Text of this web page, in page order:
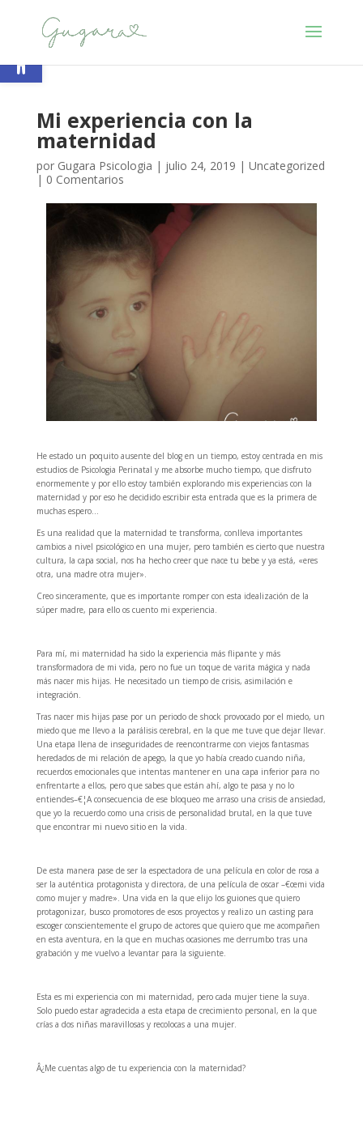
Abrir barra de herramientas
Mi experiencia con la
maternidad
por Gugara Psicologia | julio 24, 2019 | Uncategorized
| 0 Comentarios
He estado un poquito ausente del blog en un tiempo, estoy centrada en mis
estudios de Psicologia Perinatal y me absorbe mucho tiempo, que disfruto
enormemente y por ello estoy también explorando mis experiencias con la
maternidad y por eso he decidido escribir esta entrada que es la primera de
muchas espero…
Es una realidad que la maternidad te transforma, conlleva importantes
cambios a nivel psicológico en una mujer, pero también es cierto que nuestra
cultura, la capa social, nos ha hecho creer que nace tu bebe y ya está, «eres
otra, una madre otra mujer».
Creo sinceramente, que es importante romper con esta idealización de la
súper madre, para ello os cuento mi experiencia.
Para mí, mi maternidad ha sido la experiencia más flipante y más
transformadora de mi vida, pero no fue un toque de varita mágica y nada
más nacer mis hijas. He necesitado un tiempo de crisis, asimilación e
integración.
Tras nacer mis hijas pase por un periodo de shock provocado por el miedo, un
miedo que me llevo a la parálisis cerebral, en la que me tuve que dejar llevar.
Una etapa llena de inseguridades de reencontrarme con viejos fantasmas
heredados de mi relación de apego, la que yo había creado cuando niña,
recuerdos emocionales que intentas mantener en una capa inferior para no
enfrentarte a ellos, pero que sabes que están ahí, algo te pasa y no lo
entiendes–€¦A consecuencia de ese bloqueo me arraso una crisis de ansiedad,
que yo la recuerdo como una crisis de personalidad brutal, en la que tuve
que encontrar mi nuevo sitio en la vida.
De esta manera pase de ser la espectadora de una película en color de rosa a
ser la auténtica protagonista y directora, de una película de oscar –€œmi vida
como mujer y madre». Una vida en la que elijo los guiones que quiero
protagonizar, busco promotores de esos proyectos y realizo un casting para
escoger conscientemente el grupo de actores que quiero que me acompañen
en esta aventura, en la que en muchas ocasiones me derrumbo tras una
grabación y me vuelvo a levantar para la siguiente.
Esta es mi experiencia con mi maternidad, pero cada mujer tiene la suya.
Solo puedo estar agradecida a esta etapa de crecimiento personal, en la que
crías a dos niñas maravillosas y recolocas a una mujer.
Â¿Me cuentas algo de tu experiencia con la maternidad?